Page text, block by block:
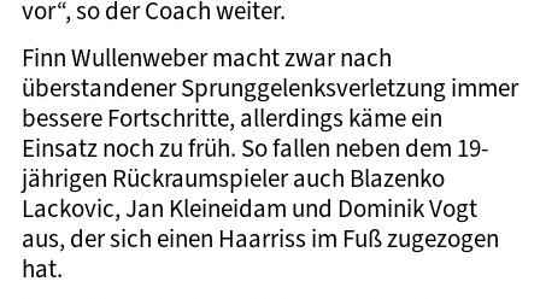
vor“, so der Coach weiter.
Finn Wullenweber macht zwar nach
überstandener Sprunggelenksverletzung immer
bessere Fortschritte, allerdings käme ein
Einsatz noch zu früh. So fallen neben dem 19-
jährigen Rückraumspieler auch Blazenko
Lackovic, Jan Kleineidam und Dominik Vogt
aus, der sich einen Haarriss im Fuß zugezogen
hat.